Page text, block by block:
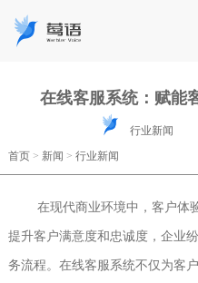
在线客服系统：赋能
行业新闻
首页> 新闻 > 行业新闻
在现代商业环境中，客户体验
提升客户满意度和忠诚度，企业
务流程。在线客服系统不仅为客